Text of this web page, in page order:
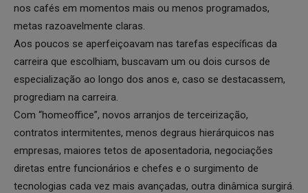
nos cafés em momentos mais ou menos programados,
metas razoavelmente claras.
Aos poucos se aperfeiçoavam nas tarefas específicas da
carreira que escolhiam, buscavam um ou dois cursos de
especialização ao longo dos anos e, caso se destacassem,
progrediam na carreira.
Com “homeoffice”, novos arranjos de terceirização,
contratos intermitentes, menos degraus hierárquicos nas
empresas, maiores tetos de aposentadoria, negociações
diretas entre funcionários e chefes e o surgimento de
tecnologias cada vez mais avançadas, outra dinâmica surgirá.